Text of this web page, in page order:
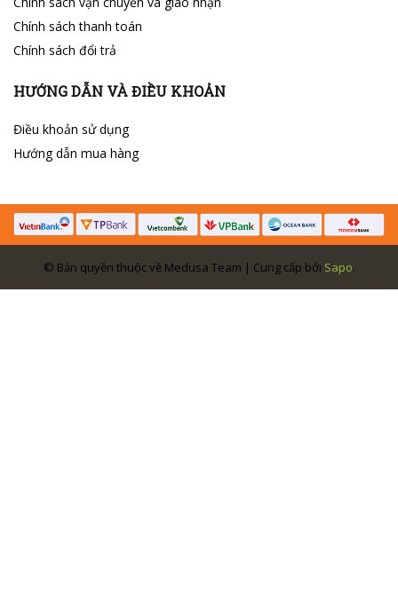
Chính sách thanh toán
Chính sách đổi trả
HƯỚNG DẪN VÀ ĐIỀU KHOẢN
Điều khoản sử dụng
Hướng dẫn mua hàng
© Bản quyền thuộc về Medusa Team | Cung cấp bởi Sapo.